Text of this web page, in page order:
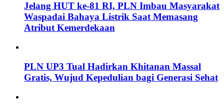
Jelang HUT ke-81 RI, PLN Imbau Masyarakat
Waspadai Bahaya Listrik Saat Memasang
Atribut Kemerdekaan
PLN UP3 Tual Hadirkan Khitanan Massal
Gratis, Wujud Kepedulian bagi Generasi Sehat